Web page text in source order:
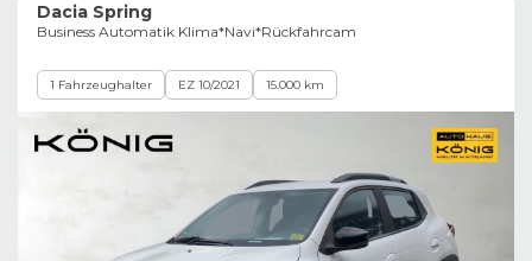
Dacia Spring
Business Automatik Klima*Navi*Rückfahrcam
1 Fahrzeughalter EZ 10/2021 15.000 km